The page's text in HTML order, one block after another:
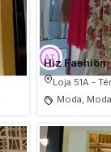
Hiz Fashion
Loja 51A -
Moda,